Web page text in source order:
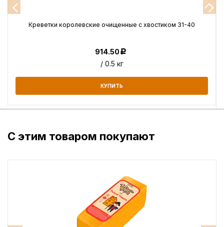
Креветки королевские очищенные с хвостиком 31-40
914.50Р
/ 0.5 кг
КУПИТЬ
С этим товаром покупают